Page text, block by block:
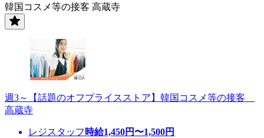
韓国コスメ等の接客 高蔵寺
週3～【話題のオフプライスストア】韓国コスメ等の接客
高蔵寺
レジスタッフ 時給1,450円〜1,500円